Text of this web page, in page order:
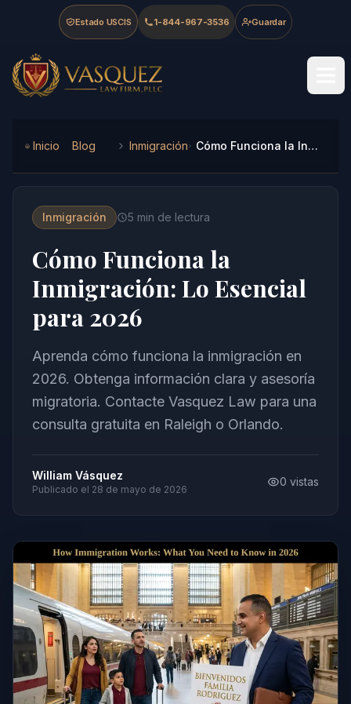
Skip to main content
Skip to navigation
Skip to footer
Estado USCIS 1-844-967-3536 Guardar
Vasquez Law Firm - Home
Inicio Blog Inmigración Cómo Funciona la Inmigración: Lo Esencial para 2026
Inmigración 5 min de lectura
Cómo Funciona la
Inmigración: Lo Esencial
para 2026
Aprenda cómo funciona la inmigración en
2026. Obtenga información clara y asesoría
migratoria. Contacte Vasquez Law para una
consulta gratuita en Raleigh o Orlando.
William Vásquez
Publicado el 28 de mayo de 2026
0 vistas